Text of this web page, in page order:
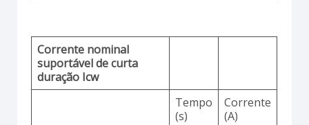
Corrente nominal
suportável de curta
duração Icw
Tempo
(s)
Corrente
(A)